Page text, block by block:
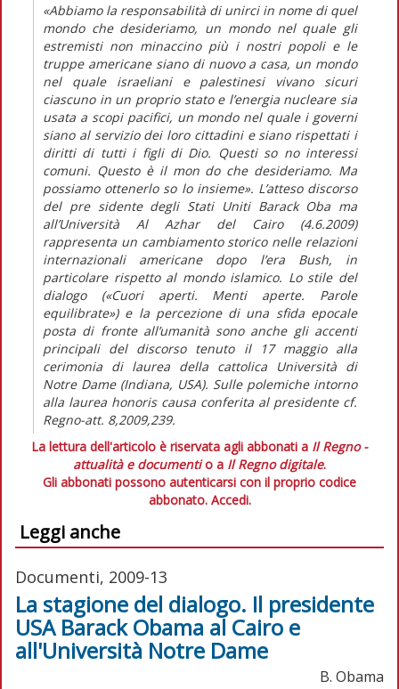
«Abbiamo la responsabilità di unirci in nome di quel
mondo che desideriamo, un mondo nel quale gli
estremisti non minaccino più i nostri popoli e le
truppe americane siano di nuovo a casa, un mondo
nel quale israeliani e palestinesi vivano sicuri
ciascuno in un proprio stato e l’energia nucleare sia
usata a scopi pacifici, un mondo nel quale i governi
siano al servizio dei loro cittadini e siano rispettati i
diritti di tutti i figli di Dio. Questi so no interessi
comuni. Questo è il mon do che desideriamo. Ma
possiamo ottenerlo so lo insieme». L’atteso discorso
del pre sidente degli Stati Uniti Barack Oba ma
all’Università Al Azhar del Cairo (4.6.2009)
rappresenta un cambiamento storico nelle relazioni
internazionali americane dopo l’era Bush, in
particolare rispetto al mondo islamico. Lo stile del
dialogo («Cuori aperti. Menti aperte. Parole
equilibrate») e la percezione di una sfida epocale
posta di fronte all’umanità sono anche gli accenti
principali del discorso tenuto il 17 maggio alla
cerimonia di laurea della cattolica Università di
Notre Dame (Indiana, USA). Sulle polemiche intorno
alla laurea honoris causa conferita al presidente cf.
Regno-att. 8,2009,239.
La lettura dell'articolo è riservata agli abbonati a Il Regno -
attualità e documentio a Il Regno digitale.
Gli abbonati possono autenticarsi con il proprio codice
abbonato. Accedi.
Leggi anche
Documenti, 2009-13
La stagione del dialogo. Il presidente
USA Barack Obama al Cairo e
all'Università Notre Dame
B. Obama